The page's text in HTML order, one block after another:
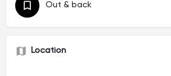
Out & back
Location